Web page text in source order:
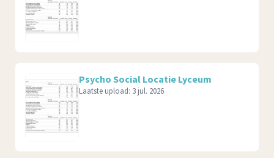
Psycho Social Locatie Lyceum
Laatste upload: 3 jul. 2026